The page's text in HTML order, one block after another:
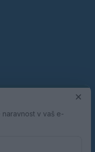
×
naravnost v vaš e-